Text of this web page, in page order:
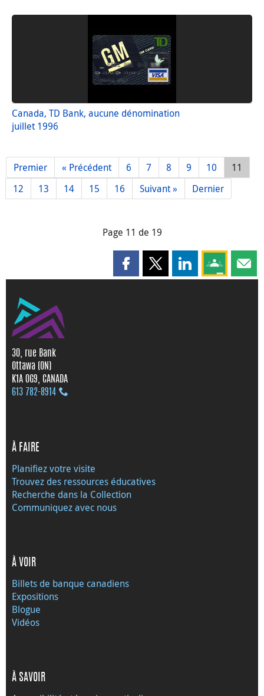
Canada, TD Bank, aucune dénomination
juillet 1996
Premier « Précédent 6 7 8 9 10
11
12
13 14 15 16 Suivant » Dernier
Page 11 de 19
Partager cette page sur
Partager cette page sur X
Partager cette
Partagez
30, rue Bank
Ottawa (ON)
K1A 0G9, CANADA
613 782‑8914
À FAIRE
Planifiez votre visite
Trouvez des ressources éducatives
Recherche dans la Collection
Communiquez avec nous
À VOIR
Billets de banque canadiens
Expositions
Blogue
Vidéos
À SAVOIR